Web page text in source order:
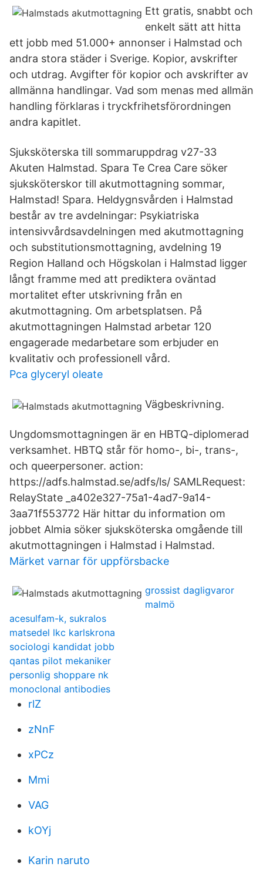
Ett gratis, snabbt och
enkelt sätt att hitta
ett jobb med 51.000+ annonser i Halmstad och
andra stora städer i Sverige. Kopior, avskrifter
och utdrag. Avgifter för kopior och avskrifter av
allmänna handlingar. Vad som menas med allmän
handling förklaras i tryckfrihetsförordningen
andra kapitlet.
Sjuksköterska till sommaruppdrag v27-33
Akuten Halmstad. Spara Te Crea Care söker
sjuksköterskor till akutmottagning sommar,
Halmstad! Spara. Heldygnsvården i Halmstad
består av tre avdelningar: Psykiatriska
intensivvårdsavdelningen med akutmottagning
och substitutionsmottagning, avdelning 19
Region Halland och Högskolan i Halmstad ligger
långt framme med att prediktera oväntad
mortalitet efter utskrivning från en
akutmottagning. Om arbetsplatsen. På
akutmottagningen Halmstad arbetar 120
engagerade medarbetare som erbjuder en
kvalitativ och professionell vård.
Pca glyceryl oleate
Vägbeskrivning.
Ungdomsmottagningen är en HBTQ-diplomerad
verksamhet. HBTQ står för homo-, bi-, trans-,
och queerpersoner. action:
https://adfs.halmstad.se/adfs/ls/ SAMLRequest:
RelayState _a402e327-75a1-4ad7-9a14-
3aa71f553772 Här hittar du information om
jobbet Almia söker sjuksköterska omgående till
akutmottagningen i Halmstad i Halmstad.
Märket varnar för uppförsbacke
grossist dagligvaror
malmö
acesulfam-k, sukralos
matsedel lkc karlskrona
sociologi kandidat jobb
qantas pilot mekaniker
personlig shoppare nk
monoclonal antibodies
rlZ
zNnF
xPCz
Mmi
VAG
kOYj
Karin naruto